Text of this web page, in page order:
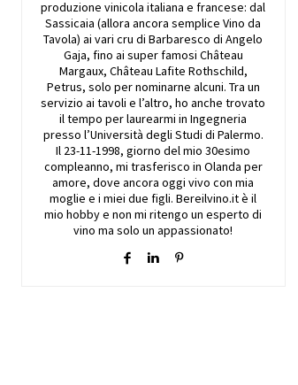
produzione vinicola italiana e francese: dal
Sassicaia (allora ancora semplice Vino da
Tavola) ai vari cru di Barbaresco di Angelo
Gaja, fino ai super famosi Château
Margaux, Château Lafite Rothschild,
Petrus, solo per nominarne alcuni. Tra un
servizio ai tavoli e l’altro, ho anche trovato
il tempo per laurearmi in Ingegneria
presso l’Università degli Studi di Palermo.
Il 23-11-1998, giorno del mio 30esimo
compleanno, mi trasferisco in Olanda per
amore, dove ancora oggi vivo con mia
moglie e i miei due figli. Bereilvino.it è il
mio hobby e non mi ritengo un esperto di
vino ma solo un appassionato!